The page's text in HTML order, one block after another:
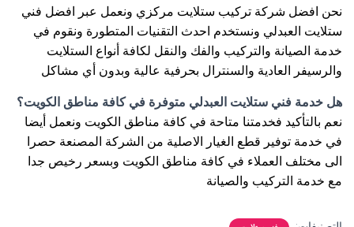
نحن افضل شركة تركيب ستلايت مركزي ونعمل عبر افضل فني
ستلايت العبدلي ونستخدم احدث التقنيات المتطورة ونقوم في
خدمة الصيانة والتركيب والفك والنقل لكافة أنواع الستلايت
والرسيفر العادية والسنترال بحرفية عالية وبدون أي مشاكل
هل خدمة فني ستلايت العبدلي متوفرة في كافة مناطق الكويت؟
نعم بالتأكيد فخدمتنا متاحة في كافة مناطق الكويت ونعمل أيضا
في خدمة توفير قطع الغيار الاصلية من الشركة المصنعة حصرا
الى مختلف العملاء في كافة مناطق الكويت وبسعر رخيص جدا
مع خدمة التركيب والصيانة